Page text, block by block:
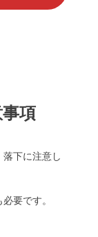
項
下に注意し
要です。